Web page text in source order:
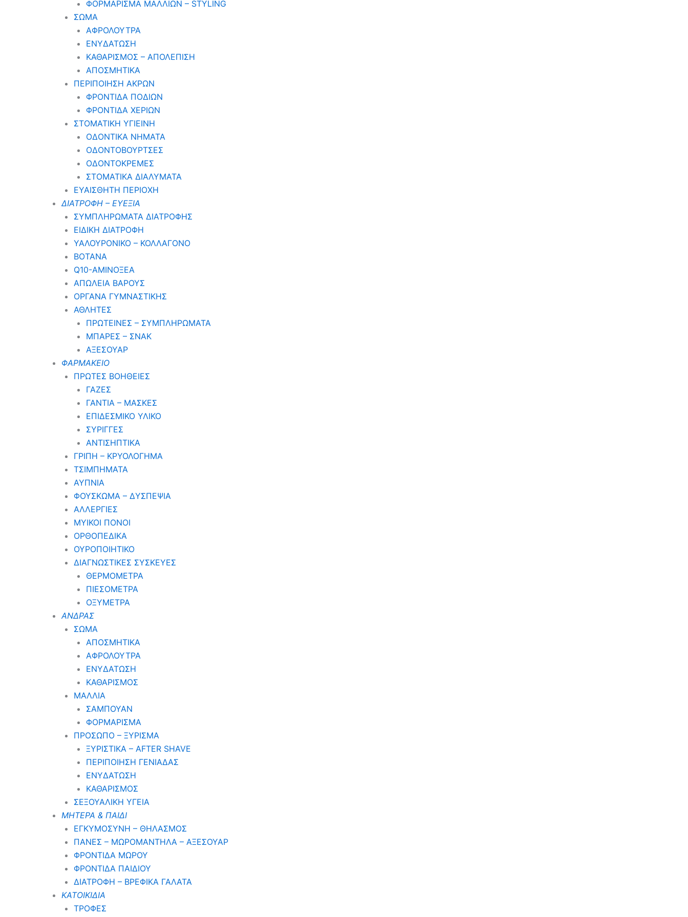
ΦΟΡΜΑΡΙΣΜΑ ΜΑΛΛΙΩΝ – STYLING
ΣΩΜΑ
ΑΦΡΟΛΟΥΤΡΑ
ΕΝΥΔΑΤΩΣΗ
ΚΑΘΑΡΙΣΜΟΣ – ΑΠΟΛΕΠΙΣΗ
ΑΠΟΣΜΗΤΙΚΑ
ΠΕΡΙΠΟΙΗΣΗ ΑΚΡΩΝ
ΦΡΟΝΤΙΔΑ ΠΟΔΙΩΝ
ΦΡΟΝΤΙΔΑ ΧΕΡΙΩΝ
ΣΤΟΜΑΤΙΚΗ ΥΓΙΕΙΝΗ
ΟΔΟΝΤΙΚΑ ΝΗΜΑΤΑ
ΟΔΟΝΤΟΒΟΥΡΤΣΕΣ
ΟΔΟΝΤΟΚΡΕΜΕΣ
ΣΤΟΜΑΤΙΚΑ ΔΙΑΛΥΜΑΤΑ
ΕΥΑΙΣΘΗΤΗ ΠΕΡΙΟΧΗ
ΔΙΑΤΡΟΦΗ – ΕΥΕΞΙΑ
ΣΥΜΠΛΗΡΩΜΑΤΑ ΔΙΑΤΡΟΦΗΣ
ΕΙΔΙΚΗ ΔΙΑΤΡΟΦΗ
ΥΑΛΟΥΡΟΝΙΚΟ – ΚΟΛΛΑΓΟΝΟ
ΒΟΤΑΝΑ
Q10-ΑΜΙΝΟΞΕΑ
ΑΠΩΛΕΙΑ ΒΑΡΟΥΣ
ΟΡΓΑΝΑ ΓΥΜΝΑΣΤΙΚΗΣ
ΑΘΛΗΤΕΣ
ΠΡΩΤΕΙΝΕΣ – ΣΥΜΠΛΗΡΩΜΑΤΑ
ΜΠΑΡΕΣ – ΣΝΑΚ
ΑΞΕΣΟΥΑΡ
ΦΑΡΜΑΚΕΙΟ
ΠΡΩΤΕΣ ΒΟΗΘΕΙΕΣ
ΓΑΖΕΣ
ΓΑΝΤΙΑ – ΜΑΣΚΕΣ
ΕΠΙΔΕΣΜΙΚΟ ΥΛΙΚΟ
ΣΥΡΙΓΓΕΣ
ΑΝΤΙΣΗΠΤΙΚΑ
ΓΡΙΠΗ – ΚΡΥΟΛΟΓΗΜΑ
ΤΣΙΜΠΗΜΑΤΑ
ΑΥΠΝΙΑ
ΦΟΥΣΚΩΜΑ – ΔΥΣΠΕΨΙΑ
ΑΛΛΕΡΓΙΕΣ
ΜΥΙΚΟΙ ΠΟΝΟΙ
ΟΡΘΟΠΕΔΙΚΑ
ΟΥΡΟΠΟΙΗΤΙΚΟ
ΔΙΑΓΝΩΣΤΙΚΕΣ ΣΥΣΚΕΥΕΣ
ΘΕΡΜΟΜΕΤΡΑ
ΠΙΕΣΟΜΕΤΡΑ
ΟΞΥΜΕΤΡΑ
ΑΝΔΡΑΣ
ΣΩΜΑ
ΑΠΟΣΜΗΤΙΚΑ
ΑΦΡΟΛΟΥΤΡΑ
ΕΝΥΔΑΤΩΣΗ
ΚΑΘΑΡΙΣΜΟΣ
ΜΑΛΛΙΑ
ΣΑΜΠΟΥΑΝ
ΦΟΡΜΑΡΙΣΜΑ
ΠΡΟΣΩΠΟ – ΞΥΡΙΣΜΑ
ΞΥΡΙΣΤΙΚΑ – ΑFTER SHAVE
ΠΕΡΙΠΟΙΗΣΗ ΓΕΝΙΑΔΑΣ
ΕΝΥΔΑΤΩΣΗ
ΚΑΘΑΡΙΣΜΟΣ
ΣΕΞΟΥΑΛΙΚΗ ΥΓΕΙΑ
ΜΗΤΕΡΑ & ΠΑΙΔΙ
ΕΓΚΥΜΟΣΥΝΗ – ΘΗΛΑΣΜΟΣ
ΠΑΝΕΣ – ΜΩΡΟΜΑΝΤΗΛΑ – ΑΞΕΣΟΥΑΡ
ΦΡΟΝΤΙΔΑ ΜΩΡΟΥ
ΦΡΟΝΤΙΔΑ ΠΑΙΔΙΟΥ
ΔΙΑΤΡΟΦΗ – ΒΡΕΦΙΚΑ ΓΑΛΑΤΑ
ΚΑΤΟΙΚΙΔΙΑ
ΤΡΟΦΕΣ